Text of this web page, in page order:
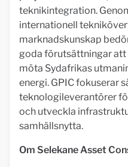
teknikintegration.
internationell
marknadskunskap
goda förutsättningar
möta Sydafrikas
energi. GPIC fokuserar
teknologileverantörer
och utveckla
samhällsnytta.
Om Selekane Asset